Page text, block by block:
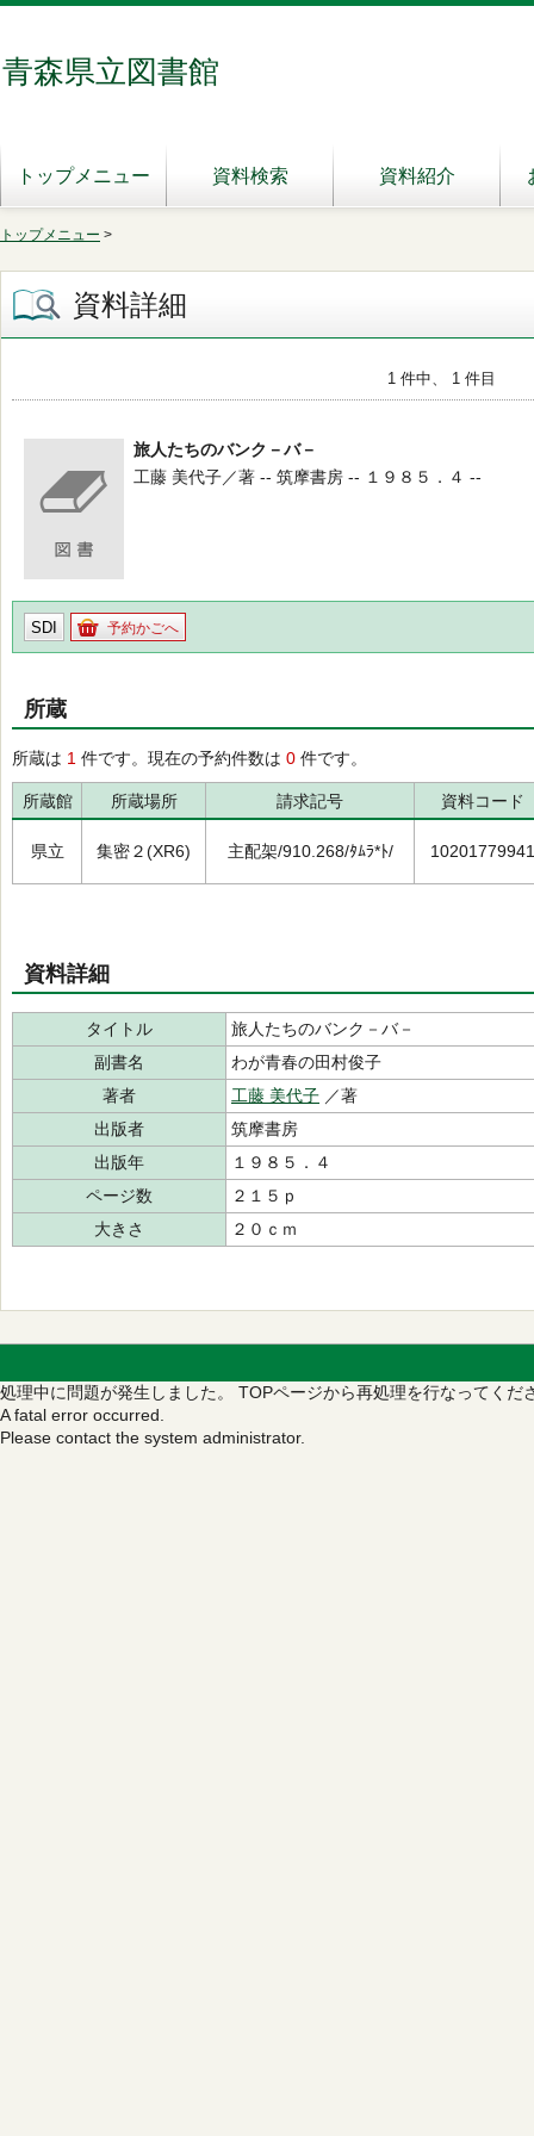
青森県立図書館
トップメニュー 資料検索 資料紹介
トップメニュー >
資料詳細
1 件中、 1 件目
旅人たちのバンク－バ－
工藤 美代子／著 -- 筑摩書房 -- １９８５．４ --
SDI 予約かごへ
所蔵
所蔵は 1 件です。現在の予約件数は 0 件です。
所蔵館 所蔵場所 請求記号 資料コード
県立 集密２(XR6) 主配架/910.268/ﾀﾑﾗ*ﾄ/ 10201779941
資料詳細
タイトル
旅人たちのバンク－バ－
副書名
わが青春の田村俊子
著者
工藤 美代子 ／著
出版者
筑摩書房
出版年
１９８５．４
ページ数
２１５ｐ
大きさ
２０ｃｍ
処理中に問題が発生しました。 TOPページから再処理を行なってくだ
A fatal error occurred.
Please contact the system administrator.